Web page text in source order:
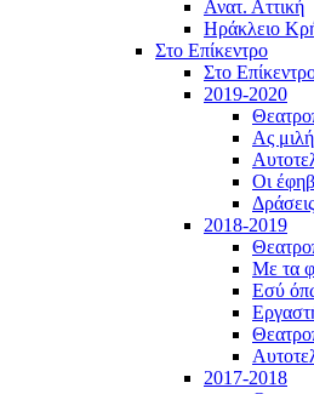
Ανατ. Αττική
Ηράκλειο
Στο Επίκεντρο
Στο
2019-2020
Ας
Οι
2018-2019
Με τα
Εσύ
2017-2018